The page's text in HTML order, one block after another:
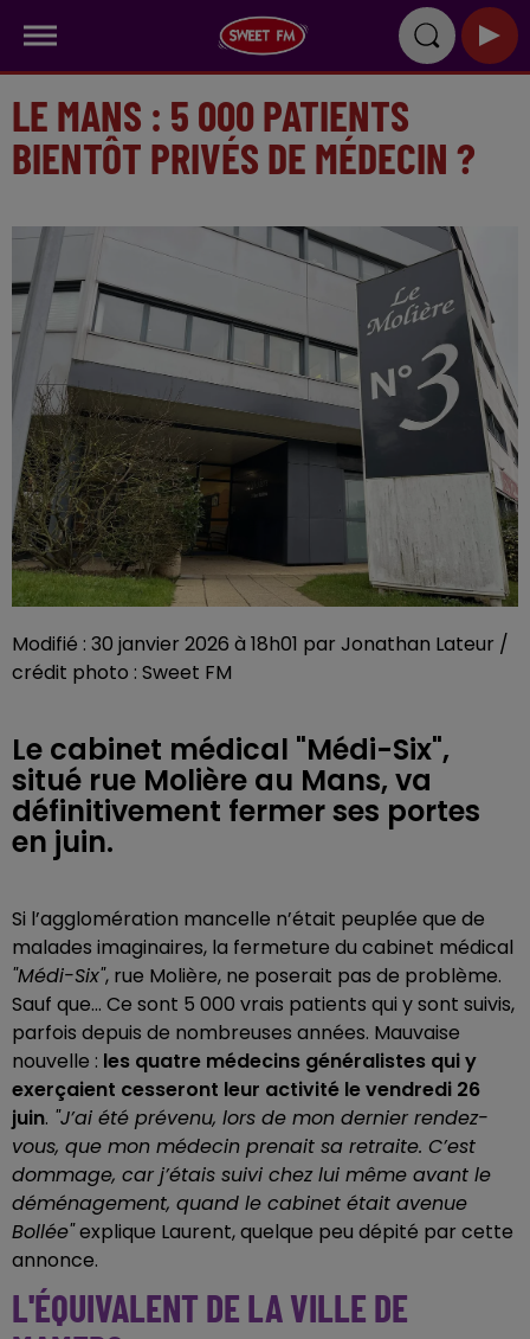
LE MANS : 5 000 PATIENTS
BIENTÔT PRIVÉS DE MÉDECIN ?
Modifié : 30 janvier 2026 à 18h01 par Jonathan Lateur /
crédit photo : Sweet FM
Le cabinet médical "Médi-Six",
situé rue Molière au Mans, va
définitivement fermer ses portes
en juin.
Si l’agglomération mancelle n’était peuplée que de
malades imaginaires, la fermeture du cabinet médical
"Médi-Six", rue Molière, ne poserait pas de problème.
Sauf que... Ce sont 5 000 vrais patients qui y sont suivis,
parfois depuis de nombreuses années. Mauvaise
nouvelle : les quatre médecins généralistes qui y
exerçaient cesseront leur activité le vendredi 26
juin. "J’ai été prévenu, lors de mon dernier rendez-
vous, que mon médecin prenait sa retraite. C’est
dommage, car j’étais suivi chez lui même avant le
déménagement, quand le cabinet était avenue
Bollée"explique Laurent, quelque peu dépité par cette
annonce.
L'ÉQUIVALENT DE LA VILLE DE